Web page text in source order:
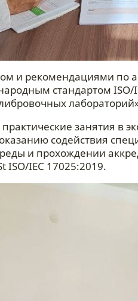
и рекомендациями по
стандартом
занятия в
содействия
и прохождении
ISO/IEC 17025:2019.